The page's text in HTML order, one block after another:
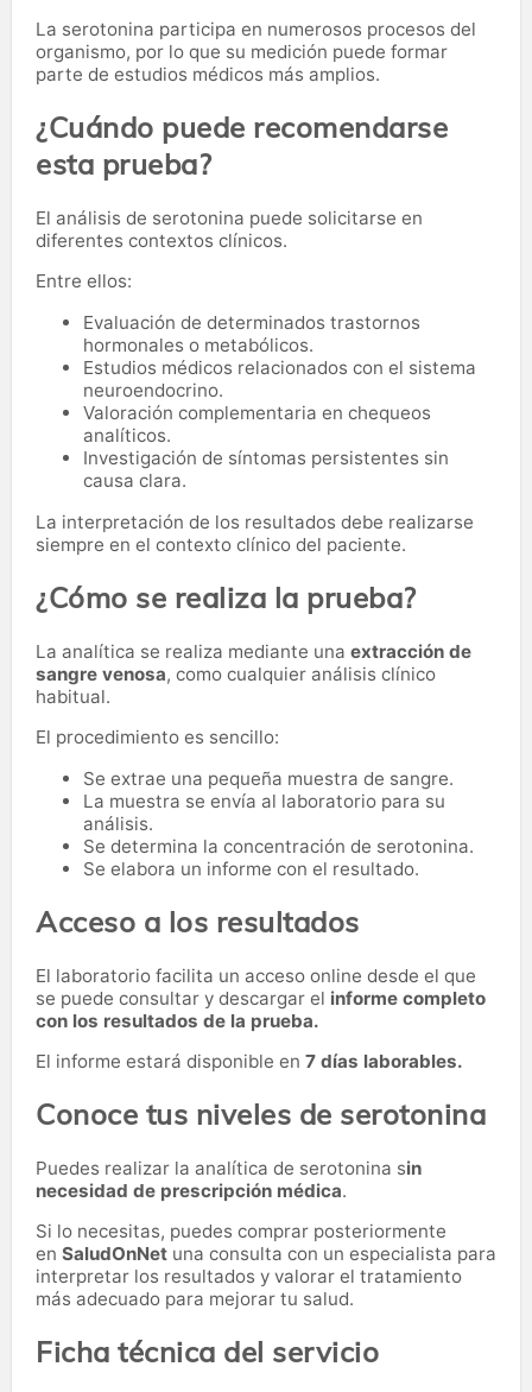
La serotonina participa en numerosos procesos del
organismo, por lo que su medición puede formar
parte de estudios médicos más amplios.
¿Cuándo puede recomendarse
esta prueba?
El análisis de serotonina puede solicitarse en
diferentes contextos clínicos.
Entre ellos:
Evaluación de determinados trastornos
hormonales o metabólicos.
Estudios médicos relacionados con el sistema
neuroendocrino.
Valoración complementaria en chequeos
analíticos.
Investigación de síntomas persistentes sin
causa clara.
La interpretación de los resultados debe realizarse
siempre en el contexto clínico del paciente.
¿Cómo se realiza la prueba?
La analítica se realiza mediante una extracción de
sangre venosa, como cualquier análisis clínico
habitual.
El procedimiento es sencillo:
Se extrae una pequeña muestra de sangre.
La muestra se envía al laboratorio para su
análisis.
Se determina la concentración de serotonina.
Se elabora un informe con el resultado.
Acceso a los resultados
El laboratorio facilita un acceso online desde el que
se puede consultar y descargar el informe completo
con los resultados de la prueba.
El informe estará disponible en 7 días laborables.
Conoce tus niveles de serotonina
Puedes realizar la analítica de serotonina sin
necesidad de prescripción médica.
Si lo necesitas, puedes comprar posteriormente
en SaludOnNet una consulta con un especialista para
interpretar los resultados y valorar el tratamiento
más adecuado para mejorar tu salud.
Ficha técnica del servicio